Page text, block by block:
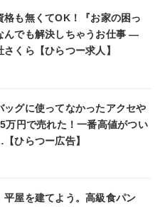
格も無くてOK！『お家の困っ
んでも解決しちゃうお仕事 ―
さくら【ひらつー求人】
ッグに使ってなかったアクセや
万円で売れた！一番高値がつい
ひらつー広告】
平屋を建てよう。高級食パン